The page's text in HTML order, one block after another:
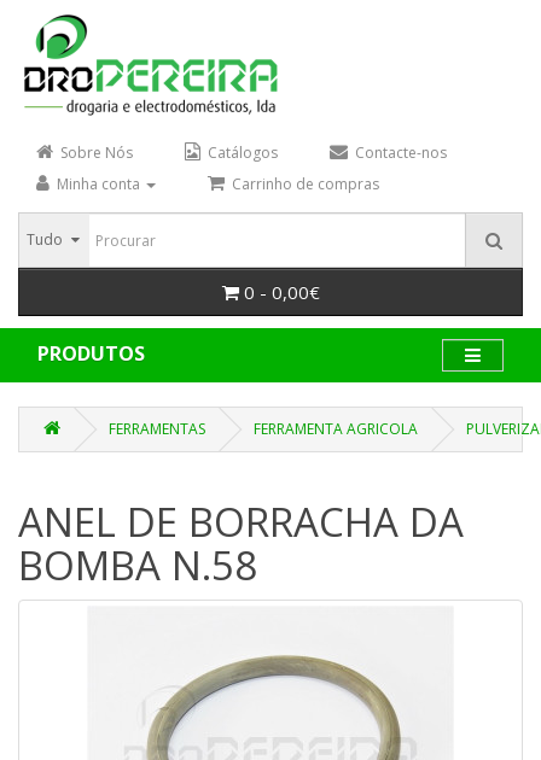
Sobre Nós Catálogos
Contacte-nos
Minha conta
Carrinho de compras
Tudo
0 - 0,00€
PRODUTOS
FERRAMENTAS FERRAMENTA AGRICOLA
ANEL DE BORRACHA DA
BOMBA N.58